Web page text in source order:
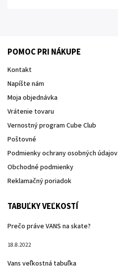
POMOC PRI NÁKUPE
Kontakt
Napíšte nám
Moja objednávka
Vrátenie tovaru
Vernostný program Cube Club
Poštovné
Podmienky ochrany osobných údajov
Obchodné podmienky
Reklamačný poriadok
TABUĽKY VEĽKOSTÍ
Prečo práve VANS na skate?
18.8.2022
Vans veľkostná tabuľka